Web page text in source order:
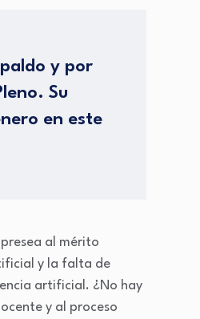
y por
Su
en este
al mérito
y la falta de
artificial. ¿No hay
y al proceso